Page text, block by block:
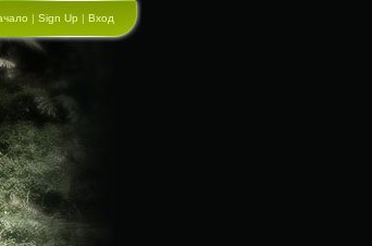
| Sign Up | Вход